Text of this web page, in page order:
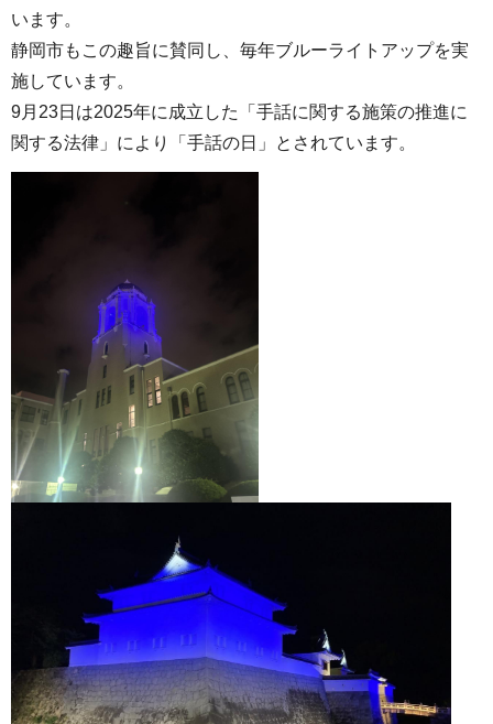
います。
静岡市もこの趣旨に賛同し、毎年ブルーライトアップを実
施しています。
9月23日は2025年に成立した「手話に関する施策の推進に
関する法律」により「手話の日」とされています。